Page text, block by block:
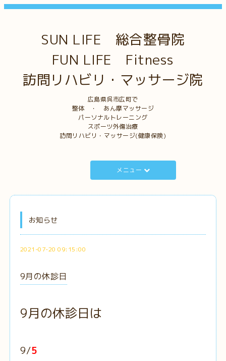
SUN LIFE 総合整骨院
FUN LIFE Fitness
訪問リハビリ・マッサージ院
広島県呉市広町で
整体 ・ あん摩マッサージ
パーソナルトレーニング
スポーツ外傷治療
訪問リハビリ・マッサージ(健康保険)
メニュー
お知らせ
2021-07-20 09:15:00
9月の休診日
9月の休診日は
9/5